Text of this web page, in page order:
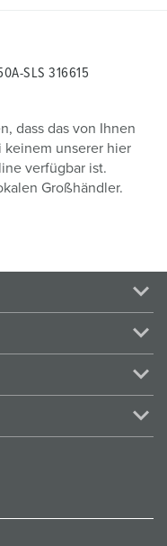
SLS 316615
dass das von Ihnen
unserer hier
verfügbar ist.
Großhändler.